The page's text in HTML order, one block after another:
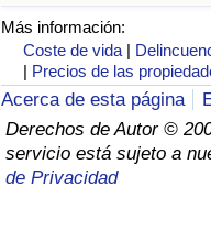
Más información:
Coste de vida |
| Precios de las
Acerca de esta página
Derechos de Autor ©
servicio está sujeto a
de Privacidad
Índice de Criminalidad
Índice de criminalidad
Sanidad
Índice de Sanidad